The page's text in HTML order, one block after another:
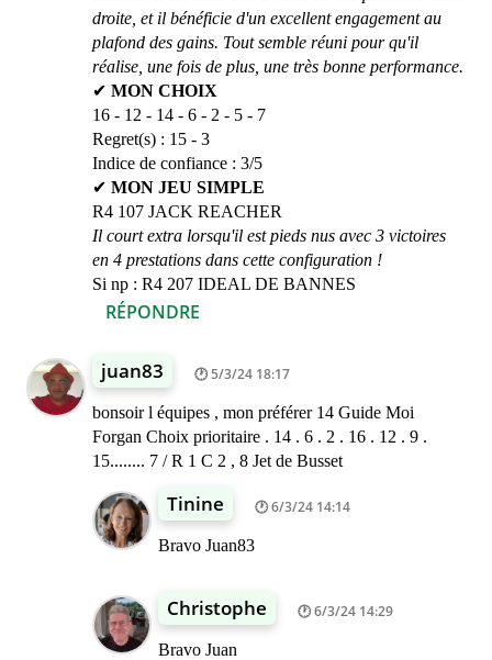
droite, et il bénéficie d'un excellent engagement au
plafond des gains. Tout semble réuni pour qu'il
réalise, une fois de plus, une très bonne performance.
✔ MON CHOIX
16 - 12 - 14 - 6 - 2 - 5 - 7
Regret(s) : 15 - 3
Indice de confiance : 3/5
✔ MON JEU SIMPLE
R4 107 JACK REACHER
Il court extra lorsqu'il est pieds nus avec 3 victoires
en 4 prestations dans cette configuration !
Si np : R4 207 IDEAL DE BANNES
RÉPONDRE
juan83 5/3/24 18:17
bonsoir l équipes , mon préférer 14 Guide Moi
Forgan Choix prioritaire . 14 . 6 . 2 . 16 . 12 . 9 .
15........ 7 / R 1 C 2 , 8 Jet de Busset
Tinine 6/3/24 14:14
Bravo Juan83
Christophe 6/3/24 14:29
Bravo Juan